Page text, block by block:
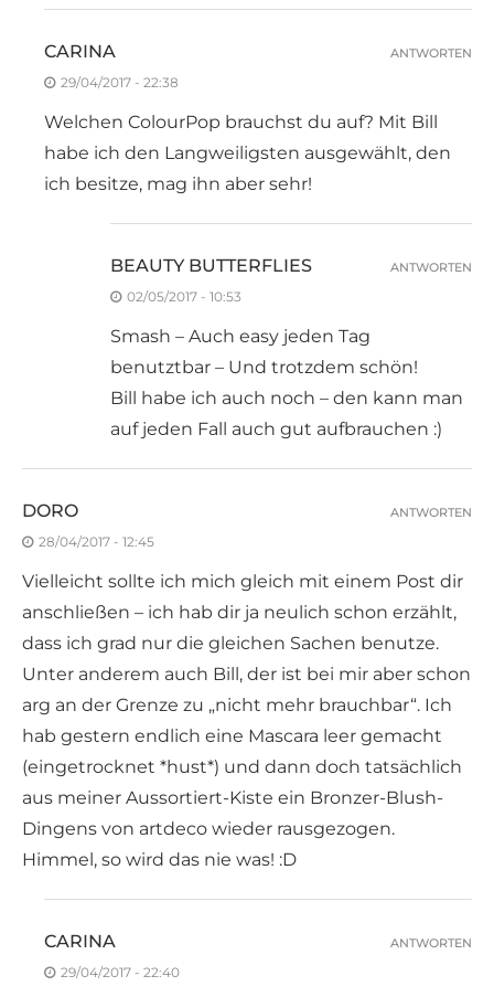
CARINA
29/04/2017 - 22:38
Welchen ColourPop brauchst du auf? Mit Bill
habe ich den Langweiligsten ausgewählt, den
ich besitze, mag ihn aber sehr!
ANTWORTEN
BEAUTY BUTTERFLIES
02/05/2017 - 10:53
Smash – Auch easy jeden Tag
benutztbar – Und trotzdem schön!
Bill habe ich auch noch – den kann man
auf jeden Fall auch gut aufbrauchen :)
ANTWORTEN
DORO
28/04/2017 - 12:45
Vielleicht sollte ich mich gleich mit einem Post dir
anschließen – ich hab dir ja neulich schon erzählt,
dass ich grad nur die gleichen Sachen benutze.
Unter anderem auch Bill, der ist bei mir aber schon
arg an der Grenze zu „nicht mehr brauchbar“. Ich
hab gestern endlich eine Mascara leer gemacht
(eingetrocknet *hust*) und dann doch tatsächlich
aus meiner Aussortiert-Kiste ein Bronzer-Blush-
Dingens von artdeco wieder rausgezogen.
Himmel, so wird das nie was! :D
ANTWORTEN
CARINA
29/04/2017 - 22:40
ANTWORTEN